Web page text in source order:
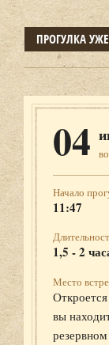
ПРОГУЛКА
04
Начало
11:47
1,5 - 2
Место
вы